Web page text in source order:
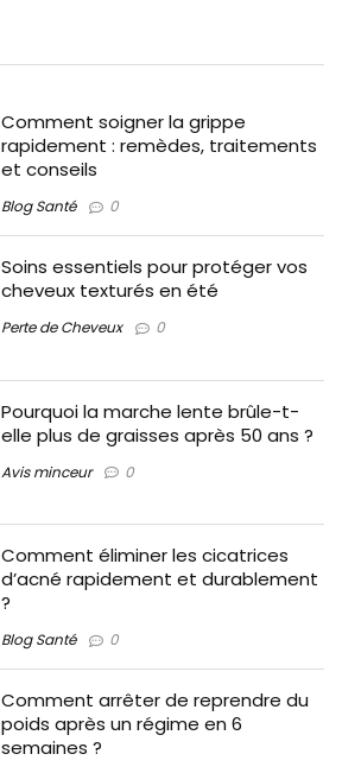
Comment soigner la grippe
rapidement : remèdes, traitements
et conseils
Blog Santé 0
Soins essentiels pour protéger vos
cheveux texturés en été
Perte de Cheveux 0
Pourquoi la marche lente brûle-t-
elle plus de graisses après 50 ans ?
Avis minceur 0
Comment éliminer les cicatrices
d’acné rapidement et durablement
?
Blog Santé 0
Comment arrêter de reprendre du
poids après un régime en 6
semaines ?